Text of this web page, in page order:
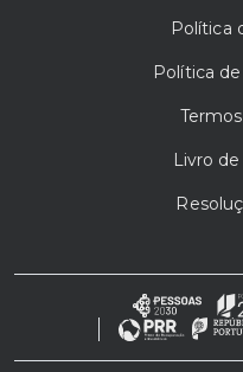
Política
Política
Livro